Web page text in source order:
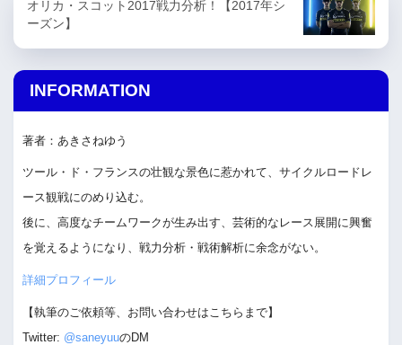
オリカ・スコット2017戦力分析！【2017年シ
ーズン】
INFORMATION
著者：あきさねゆう
ツール・ド・フランスの壮観な景色に惹かれて、サイクルロードレ
ース観戦にのめり込む。
後に、高度なチームワークが生み出す、芸術的なレース展開に興奮
を覚えるようになり、戦力分析・戦術解析に余念がない。
詳細プロフィール
【執筆のご依頼等、お問い合わせはこちらまで】
Twitter: @saneyuuのDM